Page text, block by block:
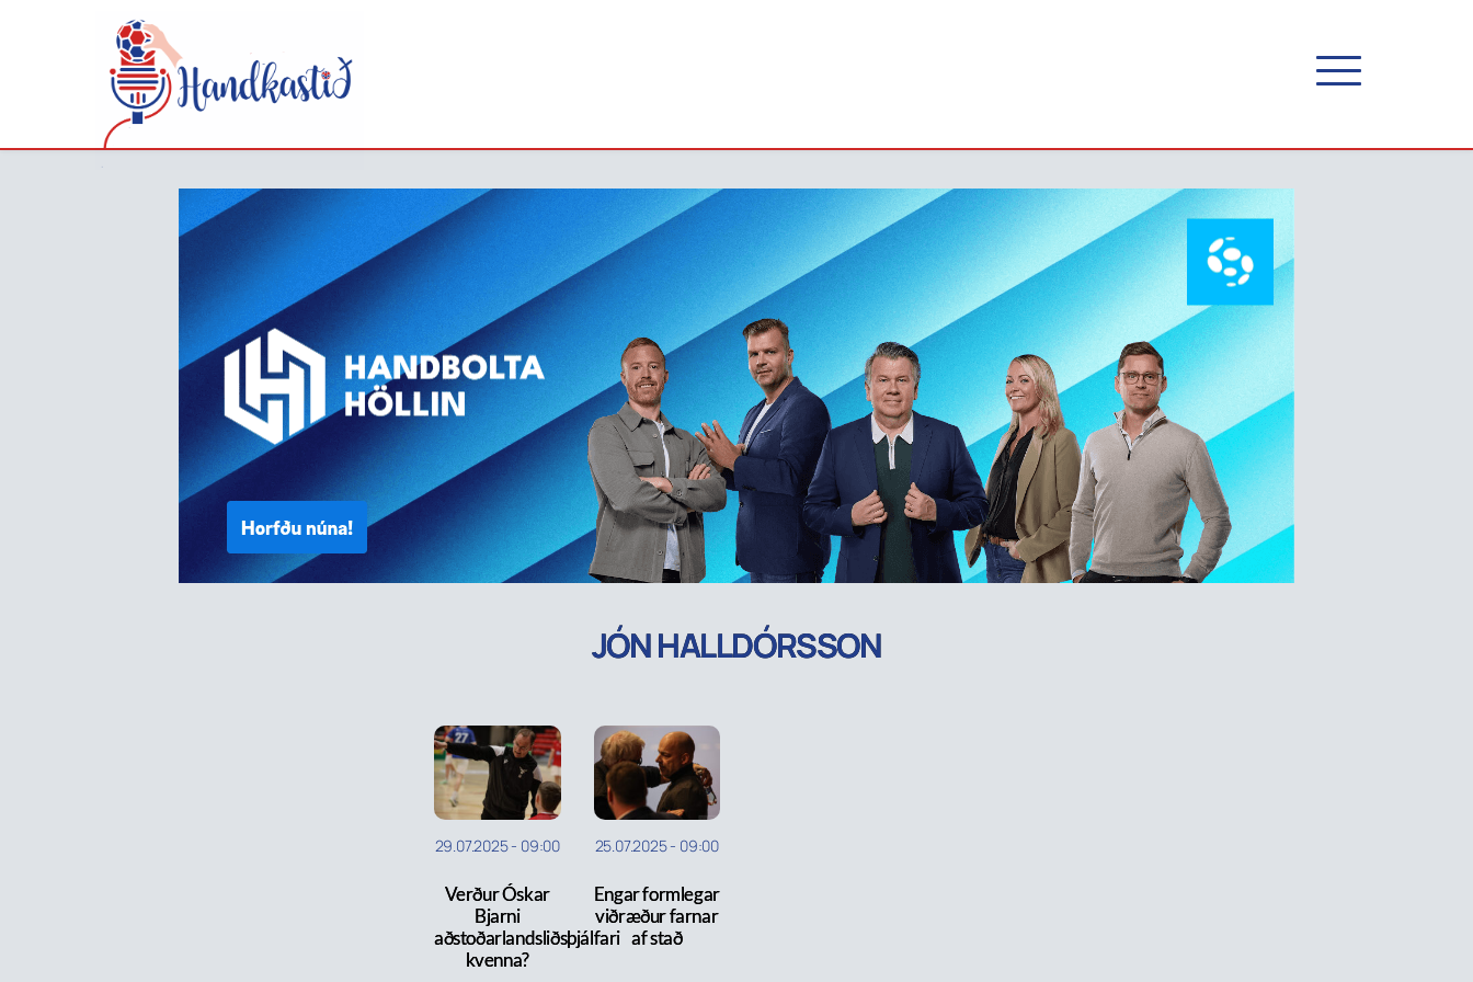
JÓN HALLDÓRSSON
29.07.2025- 09:00
Verður Óskar
Bjarni
aðstoðarlandsliðsþjálfari
kvenna?
25.07.2025- 09:00
Engar formlegar
viðræður farnar
af stað